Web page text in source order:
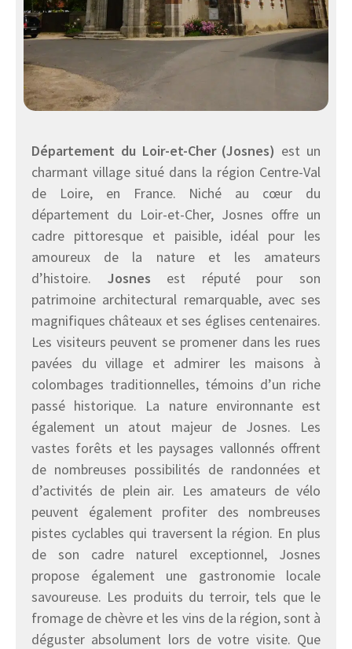
Département du Loir-et-Cher (Josnes) est un
charmant village situé dans la région Centre-Val
de Loire, en France. Niché au cœur du
département du Loir-et-Cher, Josnes offre un
cadre pittoresque et paisible, idéal pour les
amoureux de la nature et les amateurs
d’histoire. Josnes est réputé pour son
patrimoine architectural remarquable, avec ses
magnifiques châteaux et ses églises centenaires.
Les visiteurs peuvent se promener dans les rues
pavées du village et admirer les maisons à
colombages traditionnelles, témoins d’un riche
passé historique. La nature environnante est
également un atout majeur de Josnes. Les
vastes forêts et les paysages vallonnés offrent
de nombreuses possibilités de randonnées et
d’activités de plein air. Les amateurs de vélo
peuvent également profiter des nombreuses
pistes cyclables qui traversent la région. En plus
de son cadre naturel exceptionnel, Josnes
propose également une gastronomie locale
savoureuse. Les produits du terroir, tels que le
fromage de chèvre et les vins de la région, sont à
déguster absolument lors de votre visite. Que